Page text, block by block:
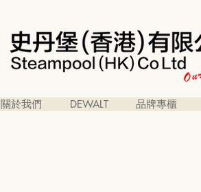
關於我們 DEWALT 品牌專櫃